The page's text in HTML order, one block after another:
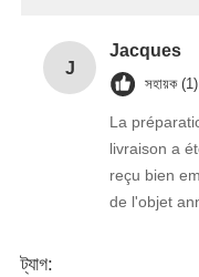
J
Jacques
সহায়ক (1)
La
livraison a
reçu bien
de l'objet
ট্যাগ: